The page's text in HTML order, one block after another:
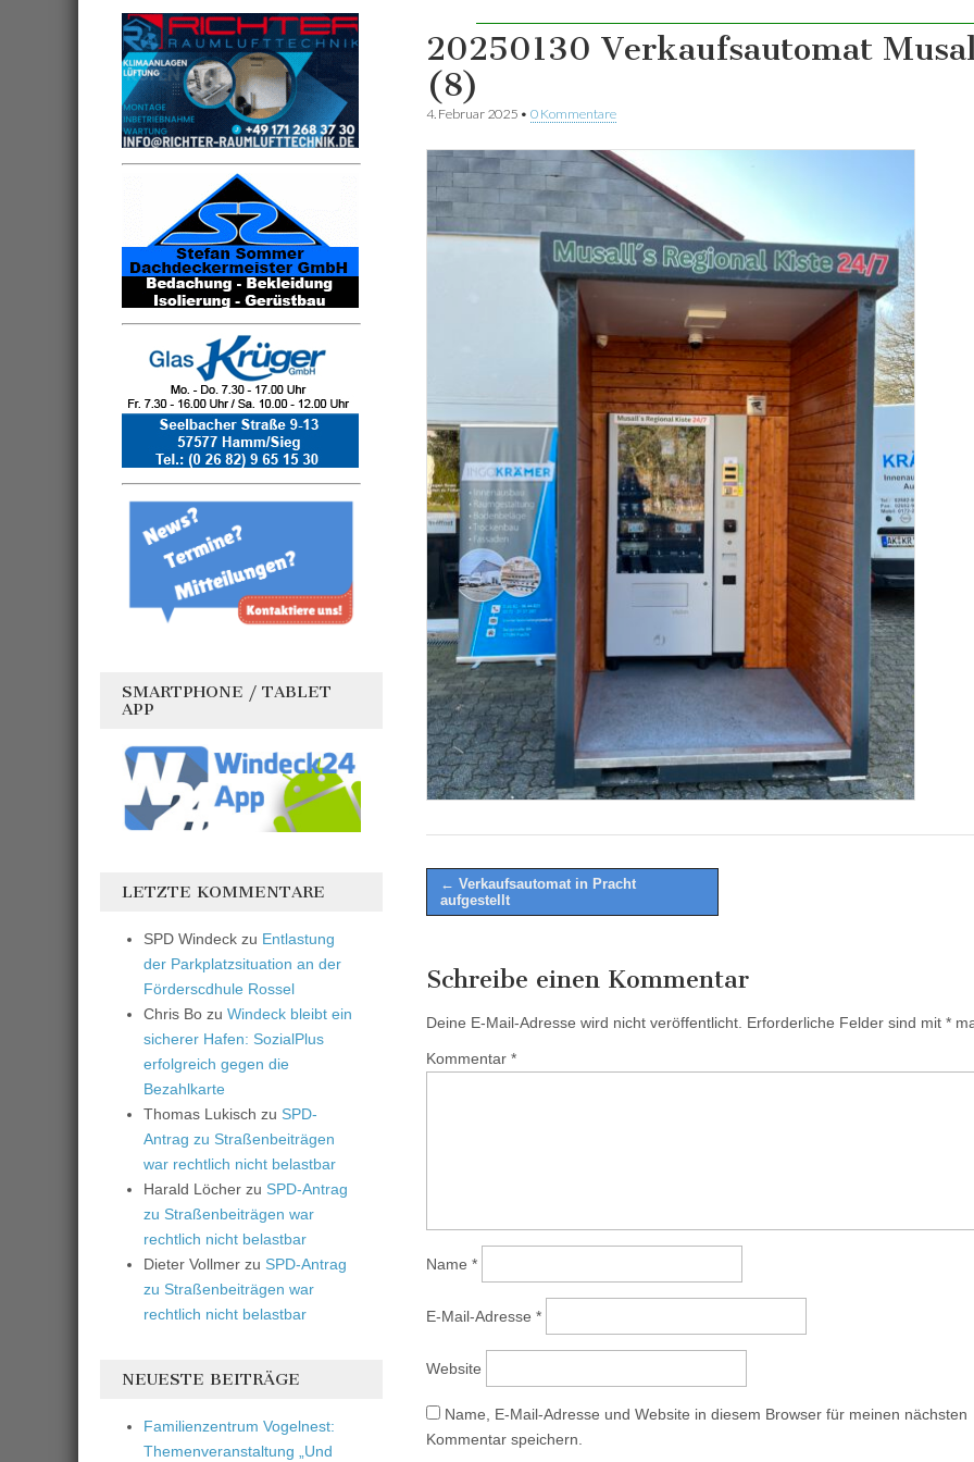
20250130 Verkaufsautomat
(8)
4. Februar 2025 • 0 Kommentare
Post
navigation
← Verkaufsautomat in Pracht
aufgestellt
Schreibe einen Kommentar
Deine E-Mail-Adresse wird nicht veröffentlicht. Erforderliche Felder sind mit *
Kommentar *
Name *
E-Mail-Adresse *
Website
Name, E-Mail-Adresse und Website in diesem Browser für meinen nächsten
Kommentar speichern.
SMARTPHONE / TABLET
APP
LETZTE KOMMENTARE
SPD Windeck zu Entlastung
der Parkplatzsituation an der
Förderscdhule Rossel
Chris Bo zu Windeck bleibt ein
sicherer Hafen: SozialPlus
erfolgreich gegen die
Bezahlkarte
Thomas Lukisch zu SPD-
Antrag zu Straßenbeiträgen
war rechtlich nicht belastbar
Harald Löcher zu SPD-Antrag
zu Straßenbeiträgen war
rechtlich nicht belastbar
Dieter Vollmer zu SPD-Antrag
zu Straßenbeiträgen war
rechtlich nicht belastbar
NEUESTE BEITRÄGE
Familienzentrum Vogelnest:
Themenveranstaltung „Und